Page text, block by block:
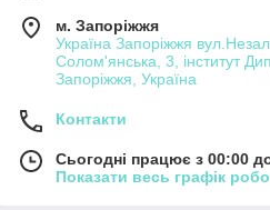
м. Запоріжжя
Україна Запоріжжя
Солом'янська, 3, інститут
Запоріжжя, Україна
Контакти
Сьогодні працює з 00:00
Показати весь графік